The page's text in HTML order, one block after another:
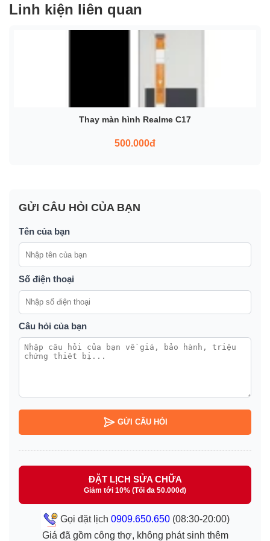
Linh kiện liên quan
Thay màn hình Realme C17
500.000đ
GỬI CÂU HỎI CỦA BẠN
Tên của bạn
Số điện thoại
Câu hỏi của bạn
GỬI CÂU HỎI
ĐẶT LỊCH SỬA CHỮA
Giảm tới 10% (Tối đa 50.000đ)
Gọi đặt lịch 0909.650.650(08:30-20:00)
Giá đã gồm công thợ, không phát sinh thêm